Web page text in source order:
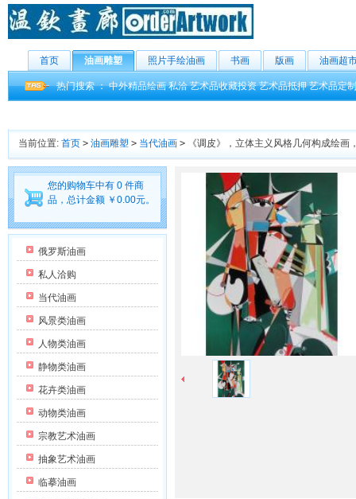
首页 油画雕塑 照片手绘油画 书画 版画 油画超
热门搜索 ：中外精品绘画 私洽 艺术品收藏投资 艺术品抵押 艺术品定制
当前位置: 首页 > 油画雕塑 > 当代油画 > 《调皮》，立体主义风格几何构成绘画
您的购物车中有 0 件商
品，总计金额 ￥0.00元。
俄罗斯油画
私人洽购
当代油画
风景类油画
人物类油画
静物类油画
花卉类油画
动物类油画
宗教艺术油画
抽象艺术油画
临摹油画